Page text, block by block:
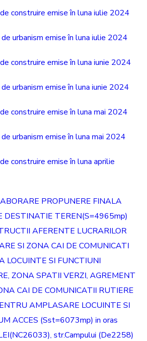
construire emise în luna iulie 2024
urbanism emise în luna iulie 2024
construire emise în luna iunie 2024
urbanism emise în luna iunie 2024
construire emise în luna mai 2024
urbanism emise în luna mai 2024
construire emise în luna aprilie
PROPUNERE FINALA
DESTINATIE TEREN(S=4965mp)
AFERENTE LUCRARILOR
SI ZONA CAI DE COMUNICATI
LOCUINTE SI FUNCTIUNI
ZONA SPATII VERZI, AGREMENT
CAI DE COMUNICATII RUTIERE
AMPLASARE LOCUINTE SI
ACCES (Sst=6073mp) in oras
str.Campului (De2258)